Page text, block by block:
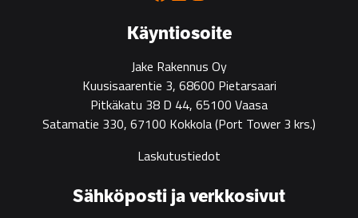
Käyntiosoite
Jake Rakennus Oy
Kuusisaarentie 3, 68600 Pietarsaari
Pitkäkatu 38 D 44, 65100 Vaasa
Satamatie 330, 67100 Kokkola(Port Tower 3 krs.)
Laskutustiedot
Sähköposti ja verkkosivut